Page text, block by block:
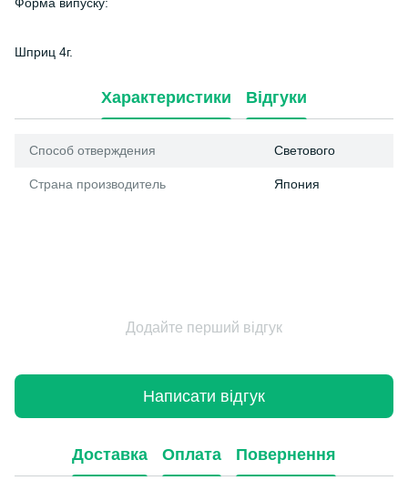
Форма випуску:
Шприц 4г.
Характеристики Відгуки
Способ отверждения Светового
Страна производитель Япония
Додайте перший відгук
Написати відгук
Доставка Оплата Повернення